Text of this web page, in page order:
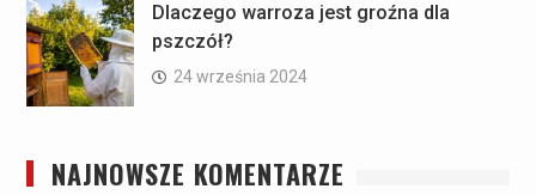
Dlaczego warroza jest groźna dla
pszczół?
24 września 2024
NAJNOWSZE KOMENTARZE